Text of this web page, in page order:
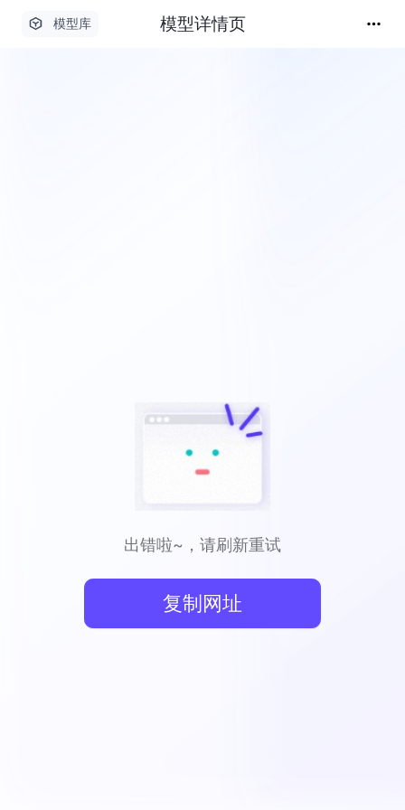
模型库 模型详情页
出错啦~，请刷新重试
复制网址